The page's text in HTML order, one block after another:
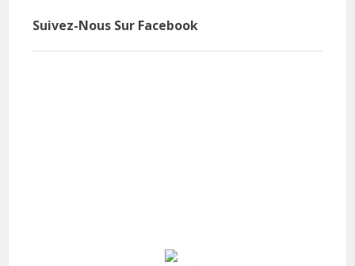
Suivez-Nous Sur Facebook